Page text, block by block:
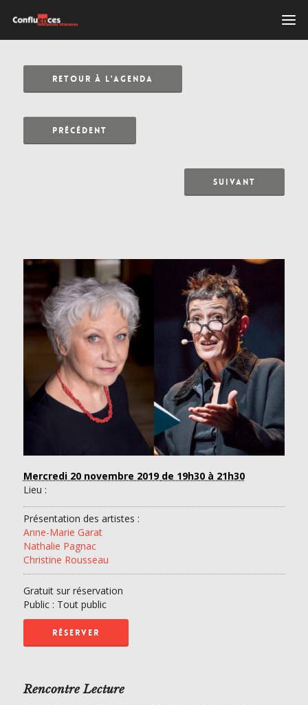
RETOUR À L'AGENDA
PRÉCÉDENT
SUIVANT
Mercredi 20 novembre 2019 de 19h30 à 21h30
Lieu :
Présentation des artistes :
Anne-Marie Garat
Nathalie Pagnac
Christine Rousseau
Gratuit sur réservation
Public : Tout public
RÉSERVER
Rencontre Lecture